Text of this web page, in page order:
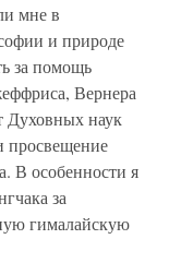
мне в
и природе
за помощь
Вернера
Духовных наук
просвещение
В особенности я
за
гималайскую